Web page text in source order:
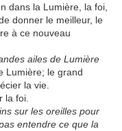
dans la Lumière, la foi,
donner le meilleur, le
à ce nouveau
ailes de Lumière
Lumière; le grand
la vie.
la foi.
sur les oreilles pour
entendre ce que la